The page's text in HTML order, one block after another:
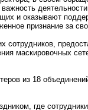
и оказывают
признание за
сотрудников,
маскировочных
из 18
где